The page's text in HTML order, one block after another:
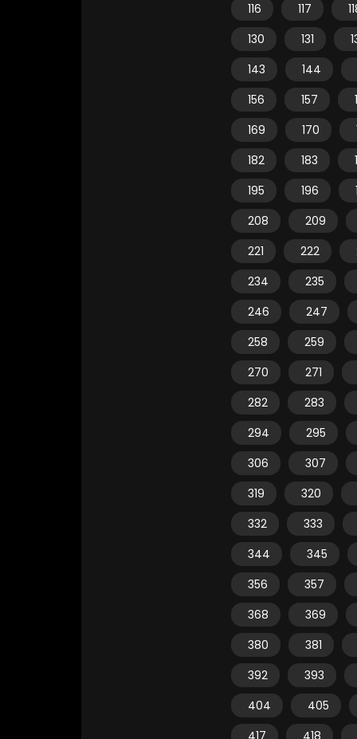
116
117
130
131
143
144
156
157
169
170
182
183
195
196
208
209
221
222
234
235
246
247
258
259
270
271
282
283
294
295
306
307
319
320
332
333
344
345
356
357
368
369
380
381
392
393
404
405